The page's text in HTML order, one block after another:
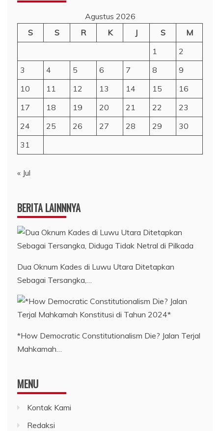
Agustus 2026
S
S R K J S
M
1
2
3
4 5 6 7 8
9
10
11 12 13 14 15
16
17
18 19 20 21 22
23
24
25 26 27 28 29
30
31
« Jul
BERITA LAINNNYA
Dua Oknum Kades di Luwu Utara Ditetapkan
Sebagai Tersangka,…
*How Democratic Constitutionalism Die? Jalan Terjal
Mahkamah…
MENU
Kontak Kami
Redaksi